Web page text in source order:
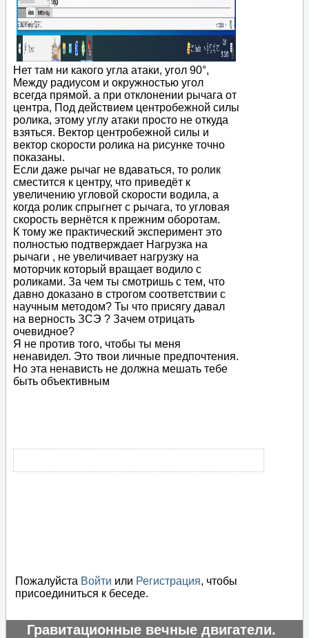
Нет там ни какого угла атаки, угол 90°,
Между радиусом и окружностью угол
всегда прямой. а при отклонении рычага от
центра, Под действием центробежной силы
ролика, этому углу атаки просто не откуда
взяться. Вектор центробежной силы и
вектор скорости ролика на рисунке точно
показаны.
Если даже рычаг не вдаваться, то ролик
сместится к центру, что приведёт к
увеличению угловой скорости водила, а
когда ролик спрыгнет с рычага, то угловая
скорость вернётся к прежним оборотам.
К тому же практический эксперимент это
полностью подтверждает Нагрузка на
рычаги , не увеличивает нагрузку на
моторчик который вращает водило с
роликами. За чем ты смотришь с тем, что
давно доказано в строгом соответствии с
научным методом? Ты что присягу давал
на верность ЗСЭ ? Зачем отрицать
очевидное?
Я не против того, чтобы ты меня
ненавидел. Это твои личные предпочтения.
Но эта ненависть не должна мешать тебе
быть объективным
Пожалуйста Войти или Регистрация, чтобы
присоединиться к беседе.
Гравитационные вечные двигатели.